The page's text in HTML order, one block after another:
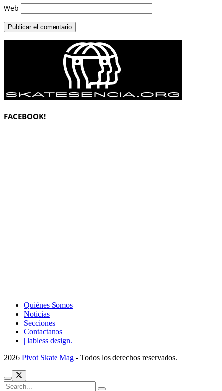
Web
FACEBOOK!
Quiénes Somos
Noticias
Secciones
Contactanos
| labless design.
2026 Pivot Skate Mag - Todos los derechos reservados.